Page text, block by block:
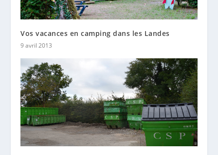
Vos vacances en camping dans les Landes
9 avril 2013